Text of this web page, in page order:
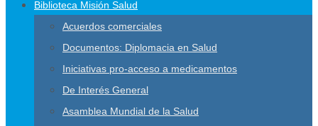
Biblioteca Misión Salud
Acuerdos comerciales
Documentos: Diplomacia en Salud
Iniciativas pro-acceso a medicamentos
De Interés General
Asamblea Mundial de la Salud